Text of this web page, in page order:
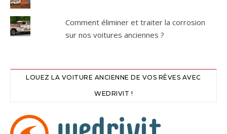
Comment éliminer et traiter la corrosion
sur nos voitures anciennes ?
LOUEZ LA VOITURE ANCIENNE DE VOS RÊVES AVEC
WEDRIVIT !